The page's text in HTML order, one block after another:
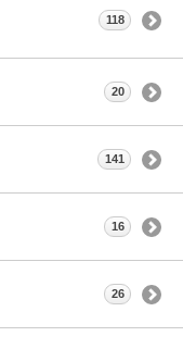
118
20
141
16
26